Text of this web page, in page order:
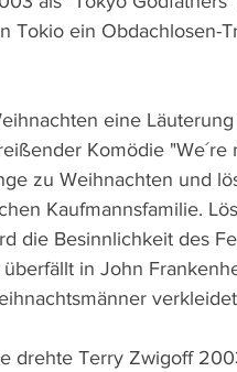
Tokio ein Obdachlosen-
eine
Komödie "We´re
zu Weihnachten und
Kaufmannsfamilie.
die Besinnlichkeit des
in John
drehte Terry Zwigoff